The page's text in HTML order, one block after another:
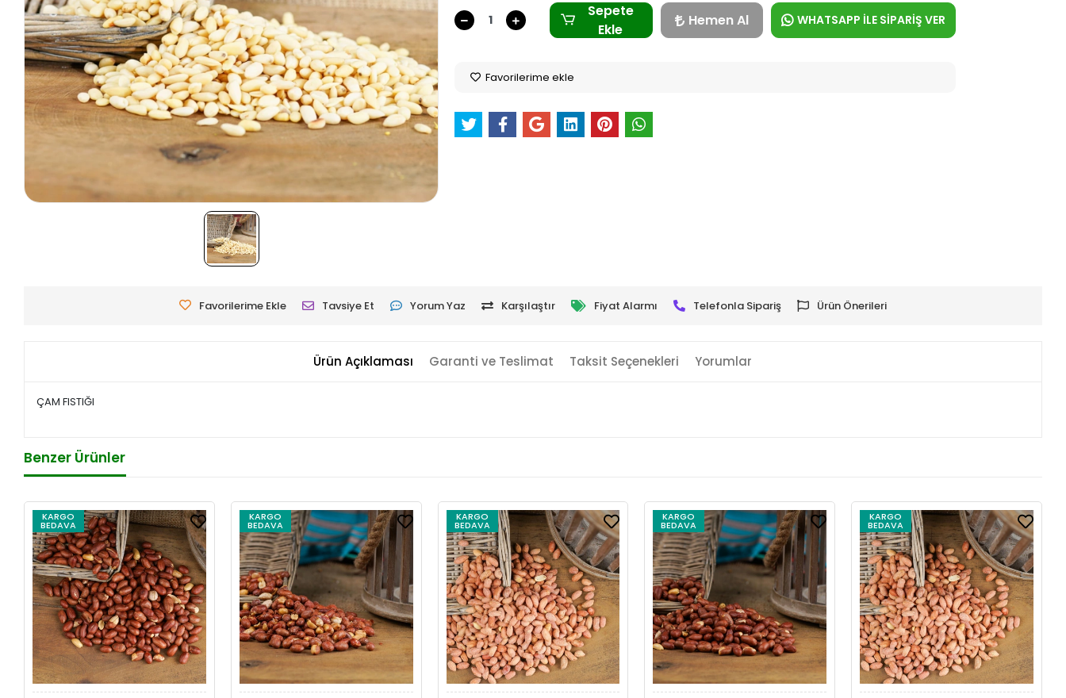
Sepete
Ekle
Hemen Al WHATSAPP İLE SİPARİŞ VER
Favorilerime ekle
Favorilerime Ekle Tavsiye Et Yorum Yaz Karşılaştır Fiyat Alarmı Telefonla Sipariş Ürün Önerileri
Ürün Açıklaması Garanti ve Teslimat Taksit Seçenekleri Yorumlar
ÇAM FISTIĞI
Benzer Ürünler
KARGO
BEDAVA
KARGO
BEDAVA
KARGO
BEDAVA
KARGO
BEDAVA
KARGO
BEDAVA